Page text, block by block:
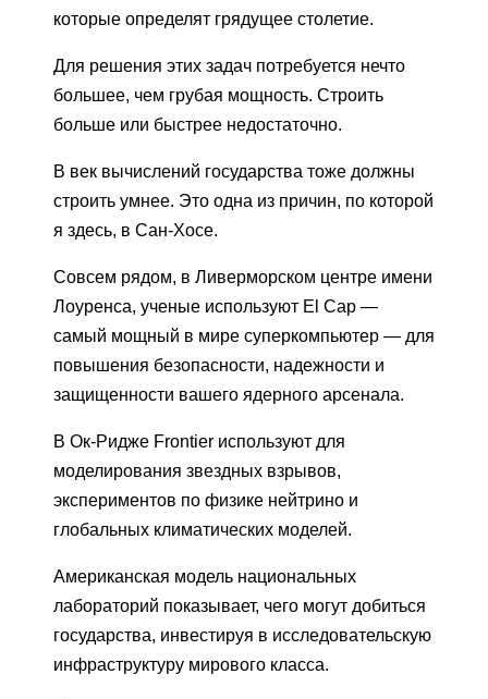
которые определят грядущее столетие.
Для решения этих задач потребуется нечто
большее, чем грубая мощность. Строить
больше или быстрее недостаточно.
В век вычислений государства тоже должны
строить умнее. Это одна из причин, по которой
я здесь, в Сан-Хосе.
Совсем рядом, в Ливерморском центре имени
Лоуренса, ученые используют El Cap —
самый мощный в мире суперкомпьютер — для
повышения безопасности, надежности и
защищенности вашего ядерного арсенала.
В Ок-Ридже Frontier используют для
моделирования звездных взрывов,
экспериментов по физике нейтрино и
глобальных климатических моделей.
Американская модель национальных
лабораторий показывает, чего могут добиться
государства, инвестируя в исследовательскую
инфраструктуру мирового класса.